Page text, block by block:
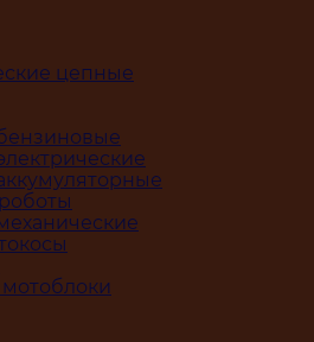
цепные